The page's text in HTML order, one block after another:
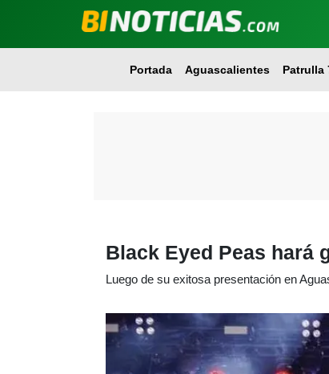
Portada Aguascalientes Patrulla
Black Eyed Peas hará
Luego de su exitosa presentación en